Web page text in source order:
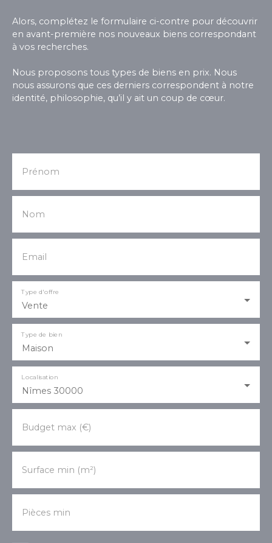
bien hors du commun, fait pour ceux qui aiment
le volume, le style et les émotions fortes. Envie de
vivre une vie de château version moderne ? Cette
Ingrid TISSOT - 06 46 10 05 25
Alors, complétez le formulaire ci-contre pour découvrir
en avant-première nos nouveaux biens correspondant
à vos recherches.
Nous proposons tous types de biens en prix. Nous
nous assurons que ces derniers correspondent à notre
identité, philosophie, qu’il y ait un coup de cœur.
Prénom
Nom
Email
Vente
Type d'offre
Maison
Type de bien
Nîmes 30000
Localisation
Budget max (€)
Surface min (m²)
Pièces min